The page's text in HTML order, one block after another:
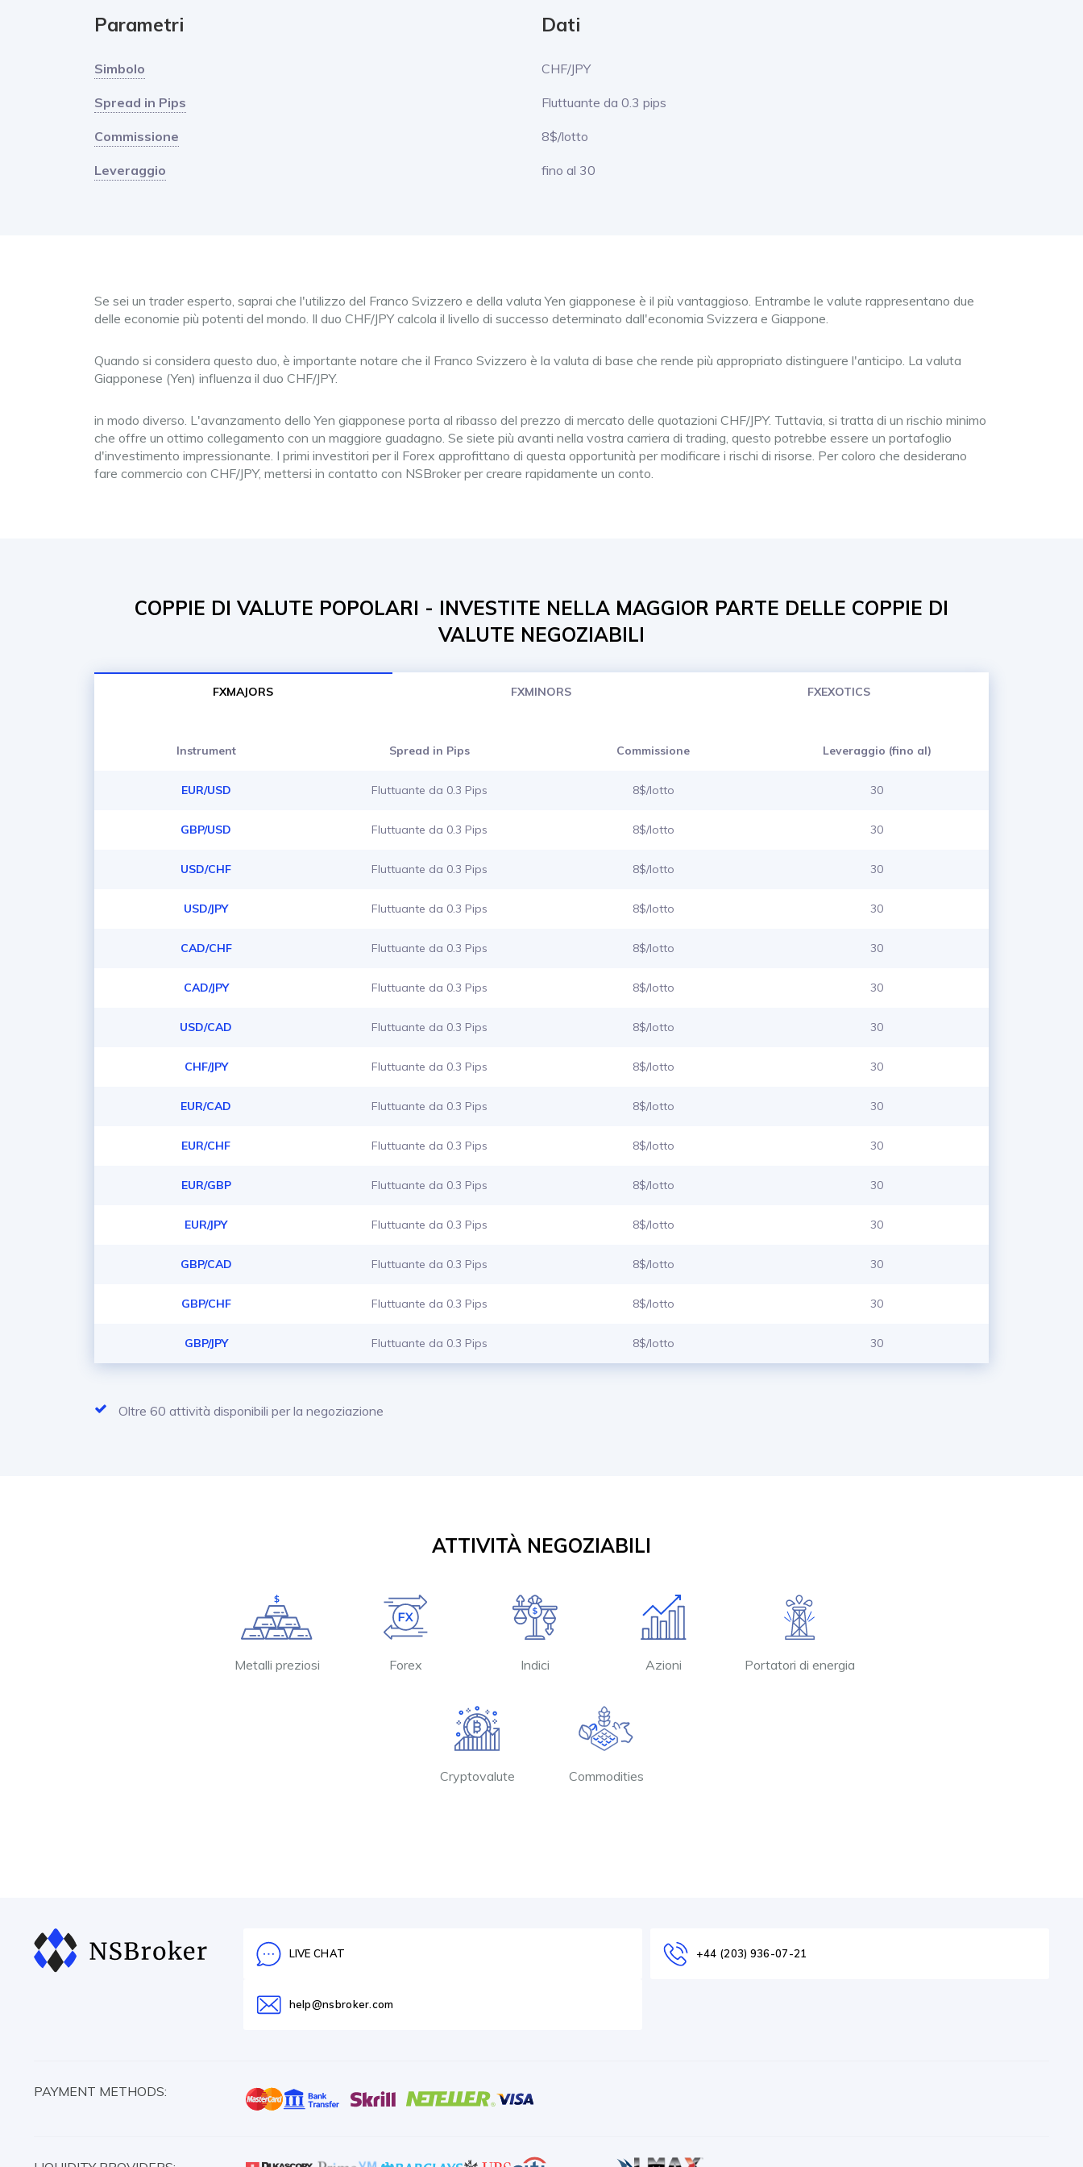
Parametri Dati
Simbolo CHF/JPY
Spread in Pips Fluttuante da 0.3 pips
Commissione 8$/lotto
Leveraggio fino al 30
Se sei un trader esperto, saprai che l'utilizzo del Franco Svizzero e della valuta Yen giapponese è il più vantaggioso. Entrambe le valute rappresentano due
delle economie più potenti del mondo. Il duo CHF/JPY calcola il livello di successo determinato dall'economia Svizzera e Giappone.
Quando si considera questo duo, è importante notare che il Franco Svizzero è la valuta di base che rende più appropriato distinguere l'anticipo. La valuta
Giapponese (Yen) influenza il duo CHF/JPY.
in modo diverso. L'avanzamento dello Yen giapponese porta al ribasso del prezzo di mercato delle quotazioni CHF/JPY. Tuttavia, si tratta di un rischio minimo
che offre un ottimo collegamento con un maggiore guadagno. Se siete più avanti nella vostra carriera di trading, questo potrebbe essere un portafoglio
d'investimento impressionante. I primi investitori per il Forex approfittano di questa opportunità per modificare i rischi di risorse. Per coloro che desiderano
fare commercio con CHF/JPY, mettersi in contatto con NSBroker per creare rapidamente un conto.
COPPIE DI VALUTE POPOLARI - INVESTITE NELLA MAGGIOR PARTE DELLE COPPIE DI
VALUTE NEGOZIABILI
FXMAJORS FXMINORS FXEXOTICS
Instrument Spread in Pips Commissione Leveraggio (fino al)
EUR/USD Fluttuante da 0.3 Pips 8$/lotto 30
GBP/USD Fluttuante da 0.3 Pips 8$/lotto 30
USD/CHF Fluttuante da 0.3 Pips 8$/lotto 30
USD/JPY Fluttuante da 0.3 Pips 8$/lotto 30
CAD/CHF Fluttuante da 0.3 Pips 8$/lotto 30
CAD/JPY Fluttuante da 0.3 Pips 8$/lotto 30
USD/CAD Fluttuante da 0.3 Pips 8$/lotto 30
CHF/JPY Fluttuante da 0.3 Pips 8$/lotto 30
EUR/CAD Fluttuante da 0.3 Pips 8$/lotto 30
EUR/CHF Fluttuante da 0.3 Pips 8$/lotto 30
EUR/GBP Fluttuante da 0.3 Pips 8$/lotto 30
EUR/JPY Fluttuante da 0.3 Pips 8$/lotto 30
GBP/CAD Fluttuante da 0.3 Pips 8$/lotto 30
GBP/CHF Fluttuante da 0.3 Pips 8$/lotto 30
GBP/JPY Fluttuante da 0.3 Pips 8$/lotto 30
Oltre 60 attività disponibili per la negoziazione
ATTIVITÀ NEGOZIABILI
Metalli preziosi Forex Indici Azioni Portatori di energia
Cryptovalute Commodities
LIVE CHAT +44 (203) 936-07-21
help@nsbroker.com
PAYMENT METHODS: